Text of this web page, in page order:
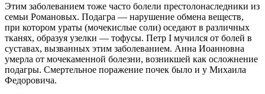
Этим заболеванием тоже часто болели престолонаследники из
семьи Романовых. Подагра — нарушение обмена веществ,
при котором ураты (мочекислые соли) оседают в различных
тканях, образуя узелки — тофусы. Петр I мучился от болей в
суставах, вызванных этим заболеванием. Анна Иоанновна
умерла от мочекаменной болезни, возникшей как осложнение
подагры. Смертельное поражение почек было и у Михаила
Федоровича.